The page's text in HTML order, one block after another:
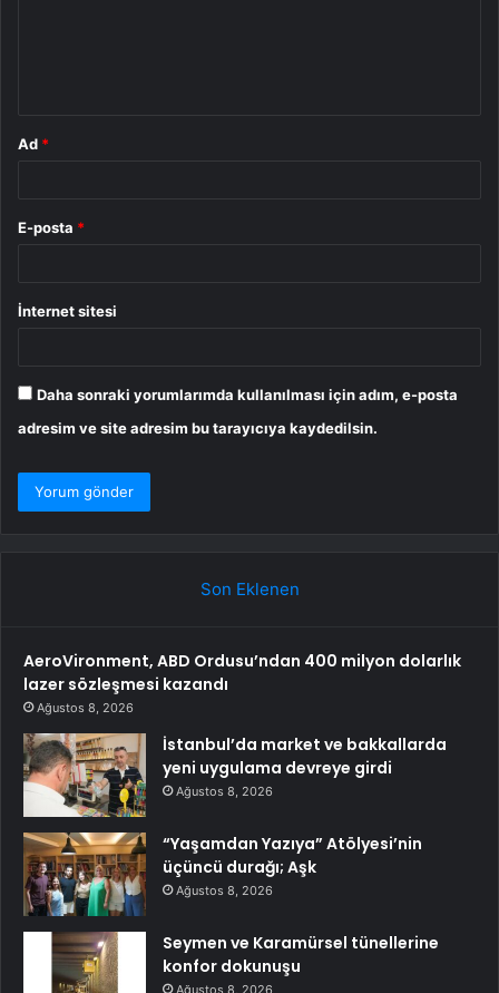
Ad *
E-posta *
İnternet sitesi
Daha sonraki yorumlarımda kullanılması için adım, e-posta
adresim ve site adresim bu tarayıcıya kaydedilsin.
Son Eklenen
AeroVironment, ABD Ordusu’ndan 400 milyon dolarlık
lazer sözleşmesi kazandı
Ağustos 8, 2026
İstanbul’da market ve bakkallarda
yeni uygulama devreye girdi
Ağustos 8, 2026
“Yaşamdan Yazıya” Atölyesi’nin
üçüncü durağı; Aşk
Ağustos 8, 2026
Seymen ve Karamürsel tünellerine
konfor dokunuşu
Ağustos 8, 2026